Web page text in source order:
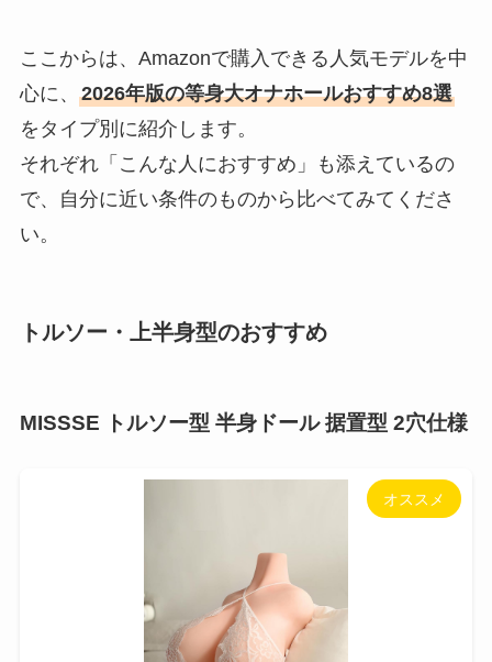
ここからは、Amazonで購入できる人気モデルを中
心に、 2026年版の等身大オナホールおすすめ8選
をタイプ別に紹介します。
それぞれ「こんな人におすすめ」も添えているの
で、自分に近い条件のものから比べてみてくださ
い。
トルソー・上半身型のおすすめ
MISSSE トルソー型 半身ドール 据置型 2穴仕様
オススメ